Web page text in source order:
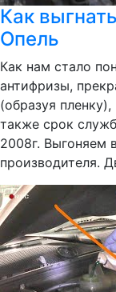
Как
Опель
Как нам стало
антифризы,
(образуя
также срок
2008г. Выгоняем
производителя.